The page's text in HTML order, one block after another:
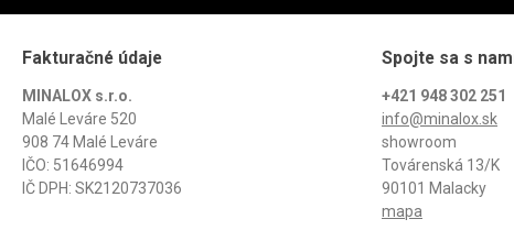
Fakturačné údaje
MINALOX s.r.o.
Malé Leváre 520
908 74 Malé Leváre
IČO: 51646994
IČ DPH: SK2120737036
Spojte sa s
+421 948 302 251
info@minalox.sk
showroom
Továrenská 13/K
90101 Malacky
mapa